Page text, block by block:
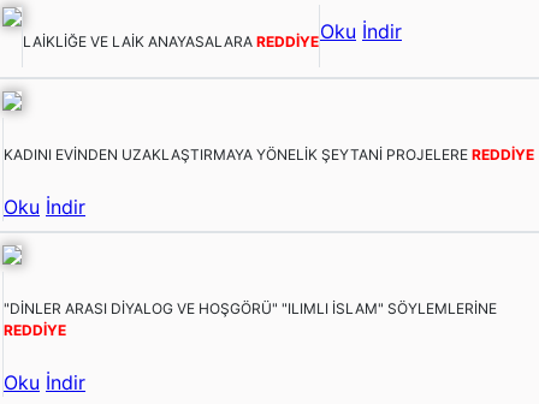
LAİKLİĞE VE LAİK ANAYASALARA REDDİYEOku İndir
KADINI EVİNDEN UZAKLAŞTIRMAYA YÖNELİK ŞEYTANİ PROJELERE REDDİYE
Oku İndir
"DİNLER ARASI DİYALOG VE HOŞGÖRÜ" "ILIMLI İSLAM" SÖYLEMLERİNE
REDDİYE
Oku İndir